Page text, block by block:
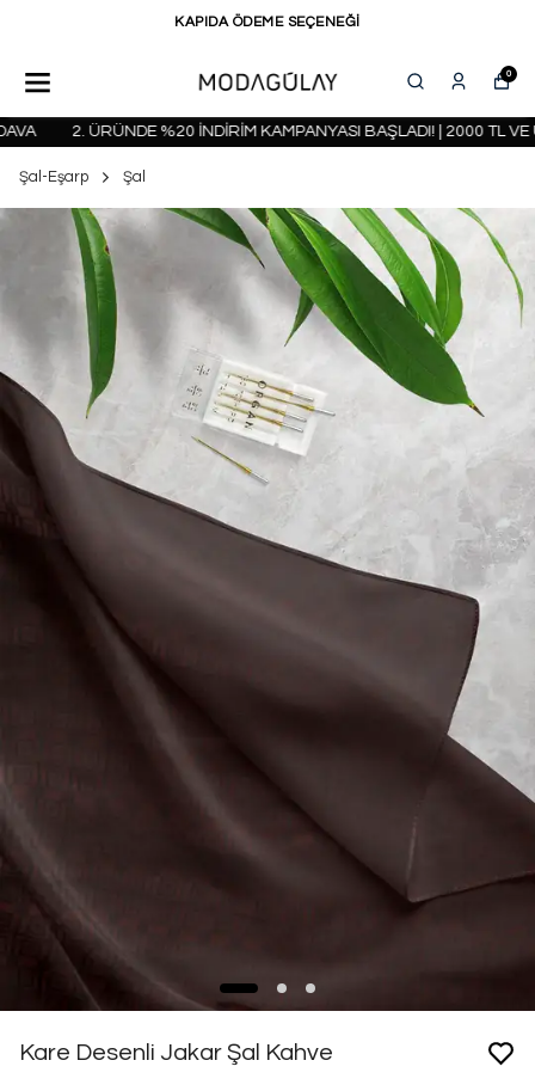
KAPIDA ÖDEME SEÇENEĞİ
0
2. ÜRÜNDE %20 İNDİRİM KAMPANYASI BAŞLADI! | 2000 TL VE
Şal-Eşarp Şal
Kare Desenli Jakar Şal Kahve